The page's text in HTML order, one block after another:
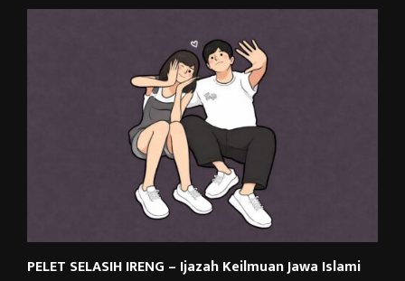
PELET SELASIH IRENG – Ijazah Keilmuan Jawa Islami